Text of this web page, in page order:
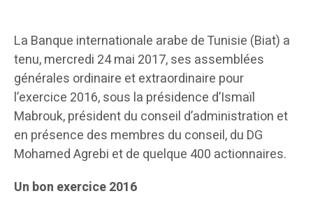
La Banque internationale arabe de Tunisie (Biat) a
tenu, mercredi 24 mai 2017, ses assemblées
générales ordinaire et extraordinaire pour
l’exercice 2016, sous la présidence d’Ismaïl
Mabrouk, président du conseil d’administration et
en présence des membres du conseil, du DG
Mohamed Agrebi et de quelque 400 actionnaires.
Un bon exercice 2016